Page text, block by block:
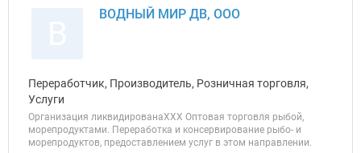
ВОДНЫЙ МИР ДВ, ООО
Переработчик, Производитель, Розничная торговля,
Услуги
Организация ликвидированаХХХ Оптовая торговля рыбой,
морепродуктами. Переработка и консервирование рыбо- и
морепродуктов, предоставлением услуг в этом направлении.